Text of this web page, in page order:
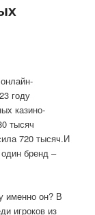
году
казино-
тысяч
720 тысяч.И
бренд –
именно он? В
игроков из